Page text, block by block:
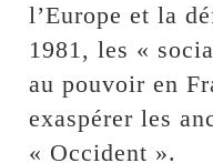
l’Europe et la
1981, les «
au pouvoir en
exaspérer les
« Occident ».